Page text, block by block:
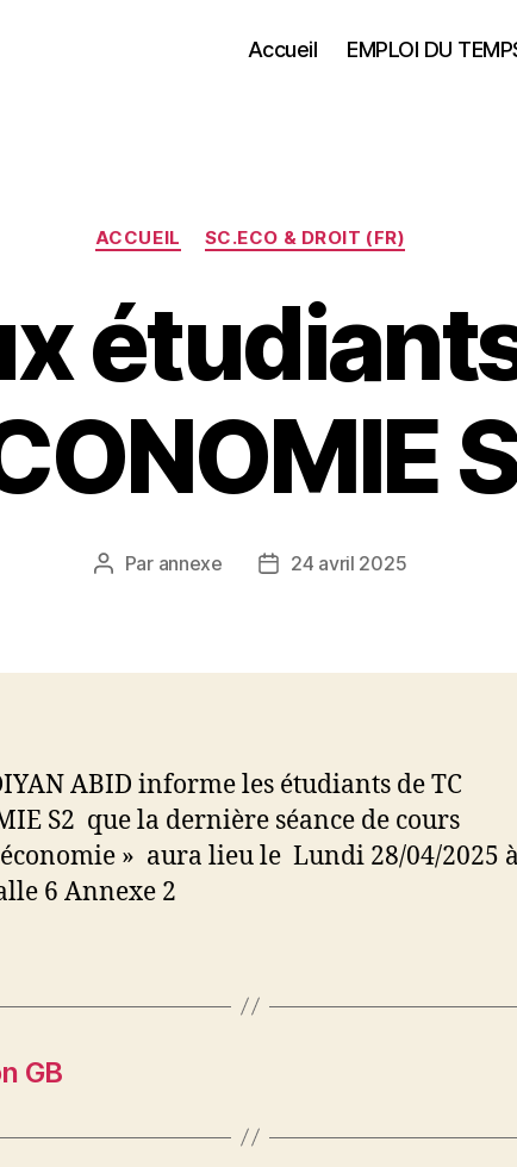
Accueil EMPLOI DU
Catégories
ACCUEIL SC.ECO & DROIT (FR)
Auteur
Par annexe
Date24 avril 2025
ABID informe les étudiants de TC
S2 que la dernière séance de cours
» aura lieu le Lundi 28/04/2025
6 Annexe 2
GB